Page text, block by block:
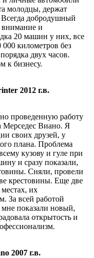
молодцы, держат
добродушный
внимание и
20 машин у них, все
километров без
двух часов.
к бизнесу.
2012 г.в.
проведенную работу
Мерседес Виано. Я
своих друзей, у
плана. Проблема
кузову и гуле при
и сразу показали,
Сняли, провели
крестовины. Еще две
их
За всей работой
мне показали новый,
открытость и
2007 г.в.